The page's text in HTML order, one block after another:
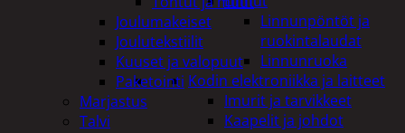
Linnunpöntöt ja
ruokintalaudat
Linnunruoka
Kodin elektroniikka ja laitteet
Imurit ja tarvikkeet
Kaapelit ja johdot
Joulumakeiset
Joulutekstiilit
Kuuset ja valopuut
Paketointi
Marjastus
Talvi